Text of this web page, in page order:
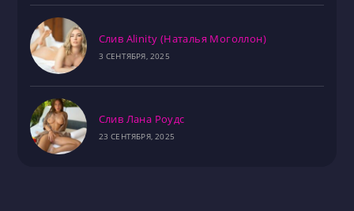
Слив Alinity (Наталья Моголлон)
3 СЕНТЯБРЯ, 2025
Слив Лана Роудс
23 СЕНТЯБРЯ, 2025